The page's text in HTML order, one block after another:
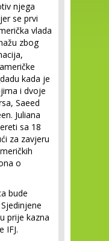
njega
se prvi
vlada
zbog
kada je
i dvoje
Saeed
Juliana
sa 18
za zavjeru
o
bude
prije kazna
IFJ.